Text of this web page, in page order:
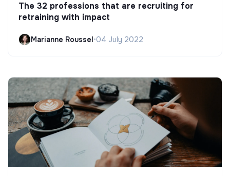
The 32 professions that are recruiting for
retraining with impact
Marianne Roussel•04 July 2022